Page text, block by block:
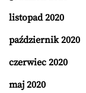
listopad 2020
październik 2020
czerwiec 2020
maj 2020